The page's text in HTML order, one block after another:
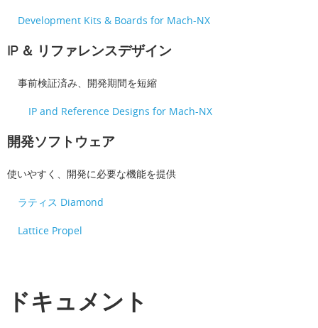
Development Kits & Boards for Mach-NX
IP ＆ リファレンスデザイン
事前検証済み、開発期間を短縮
IP and Reference Designs for Mach-NX
開発ソフトウェア
使いやすく、開発に必要な機能を提供
ラティス Diamond
Lattice Propel
ドキュメント